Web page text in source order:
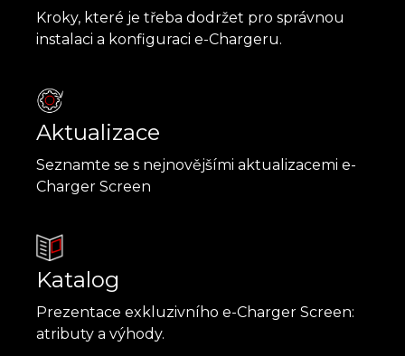
Kroky, které je třeba dodržet pro správnou
instalaci a konfiguraci e-Chargeru.
Aktualizace
Seznamte se s nejnovějšími aktualizacemi e-
Charger Screen
Katalog
Prezentace exkluzivního e-Charger Screen:
atributy a výhody.